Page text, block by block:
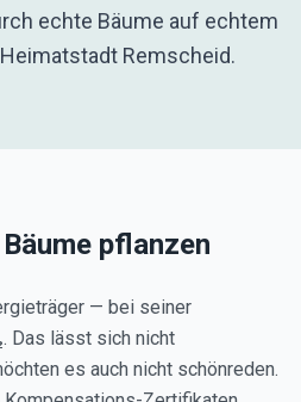
echte Bäume auf echtem
Remscheid.
pflanzen
— bei seiner
Das lässt sich nicht
es auch nicht schönreden.